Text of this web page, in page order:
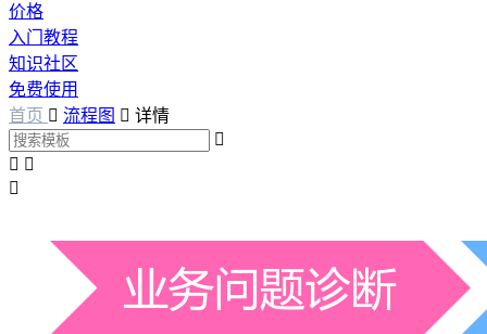
价格
入门教程
知识社区
免费使用
首页  流程图  详情

 
